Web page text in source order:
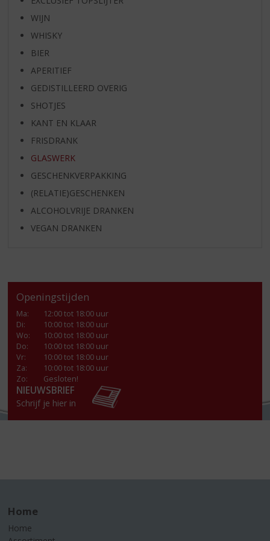
WIJN
WHISKY
BIER
APERITIEF
GEDISTILLEERD OVERIG
SHOTJES
KANT EN KLAAR
FRISDRANK
GLASWERK
GESCHENKVERPAKKING
(RELATIE)GESCHENKEN
ALCOHOLVRIJE DRANKEN
VEGAN DRANKEN
Openingstijden
Ma:
12:00 tot 18:00 uur
Di:
10:00 tot 18:00 uur
Wo:
10:00 tot 18:00 uur
Do:
10:00 tot 18:00 uur
Vr:
10:00 tot 18:00 uur
Za:
10:00 tot 18:00 uur
Zo:
Gesloten!
NIEUWSBRIEF
Schrijf je hier in
Home
Home